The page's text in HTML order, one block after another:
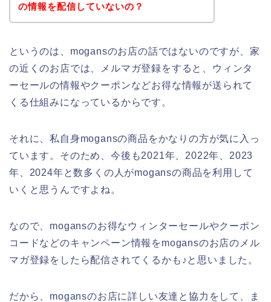
の情報を配信していないの？
というのは、mogansのお店の話ではないのですが、家
の近くのお店では、メルマガ登録をすると、ウィンタ
ーセールの情報やクーポンなどお得な情報が送られて
くる仕組みになっているからです。
それに、私自身mogansの商品をかなりの方が気に入っ
ています。そのため、今後も2021年、2022年、2023
年、2024年と数多くの人がmogansの商品を利用して
いくと思うんですよね。
なので、mogansのお得なウィンターセールやクーポン
コードなどのキャンペーン情報をmogansのお店のメル
マガ登録をしたら配信されてくるかも♪と思いました。
だから、mogansのお店に詳しい友達と協力をして、ま